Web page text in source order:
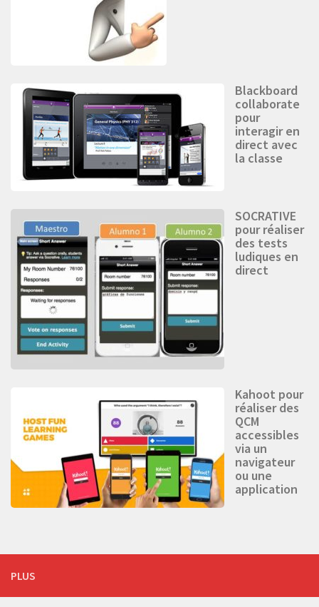
Blackboard
collaborate
pour
interagir en
direct avec
la classe
SOCRATIVE
pour réaliser
des tests
ludiques en
direct
Kahoot pour
réaliser des
QCM
accessibles
via un
navigateur
ou une
application
PLUS